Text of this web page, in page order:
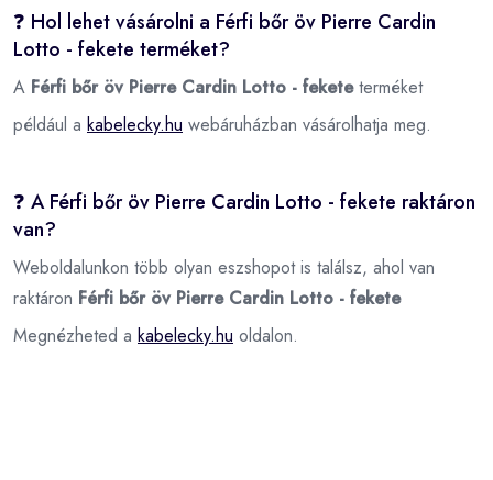
❓ Hol lehet vásárolni a Férfi bőr öv Pierre Cardin
Lotto - fekete terméket?
A Férfi bőr öv Pierre Cardin Lotto - feketeterméket
például a kabelecky.hu webáruházban vásárolhatja meg.
❓ A Férfi bőr öv Pierre Cardin Lotto - fekete raktáron
van?
Weboldalunkon több olyan eszshopot is találsz, ahol van
raktáron Férfi bőr öv Pierre Cardin Lotto - fekete
Megnézheted a kabelecky.hu oldalon.